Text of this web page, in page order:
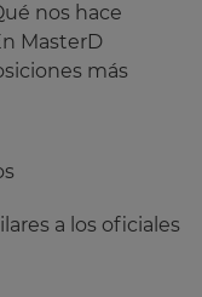
nos hace
MasterD
más
a los oficiales